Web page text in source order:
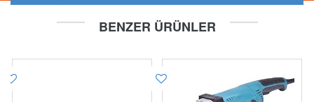
BENZER ÜRÜNLER